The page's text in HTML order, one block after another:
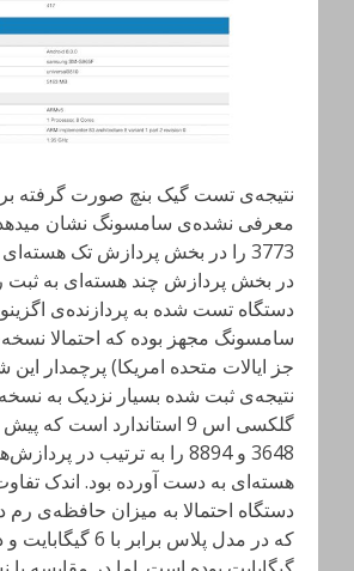
نتیجه‌ی تست گیک بنچ صورت گرفته بر
معرفی نشده‌ی سامسونگ نشان میدهد
در بخش پردازش چند هسته‌ای به ثبت
سامسونگ مجهز بوده که احتمالا
جز ایالات متحده امریکا) پرچمدار
نتیجه‌ی ثبت شده بسیار نزدیک به
گلکسی اس 9 استاندارد است که
3648 و 8894 را به ترتیب در
هسته‌ای به دست آورده بود. اندک تفاوت
دستگاه احتمالا به میزان حافظه‌ی رم